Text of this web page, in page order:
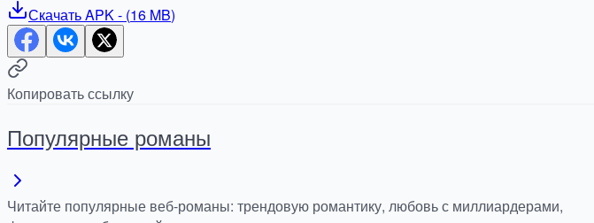
СкачатьAPK- (16 MB)
Копировать ссылку
Популярные романы
Читайте популярные веб-романы: трендовую романтику, любовь с миллиардерами,